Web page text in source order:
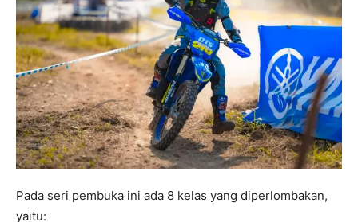
Pada seri pembuka ini ada 8 kelas yang diperlombakan,
yaitu: